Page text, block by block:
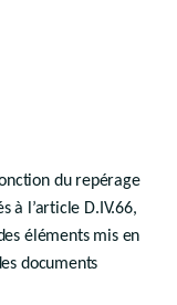
PLANS ET PROGRAMMES
permis et certificats d’urbanisme n° 2
du public
préalable
de secteur – AGW du 25 avril 2024, art. 103)
- permis – AGW du 25 avril 2024, art. 104)
du repérage
à l’article D.IV.66,
éléments mis en
documents